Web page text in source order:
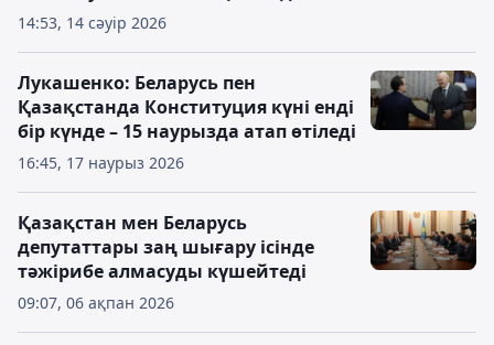
14:53, 14 сәуір 2026
16:45, 17 наурыз 2026
Лукашенко: Беларусь пен
Қазақстанда Конституция күні енді
бір күнде – 15 наурызда атап өтіледі
09:07, 06 ақпан 2026
Қазақстан мен Беларусь
депутаттары заң шығару ісінде
тәжірибе алмасуды күшейтеді